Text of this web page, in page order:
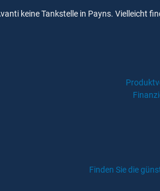
keine Tankstelle in Payns. Vielleicht
Finden Sie die